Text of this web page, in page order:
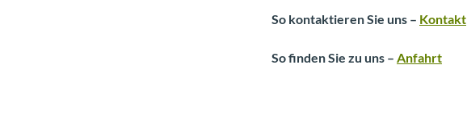
So kontaktieren Sie uns – Kontakt
So finden Sie zu uns – Anfahrt